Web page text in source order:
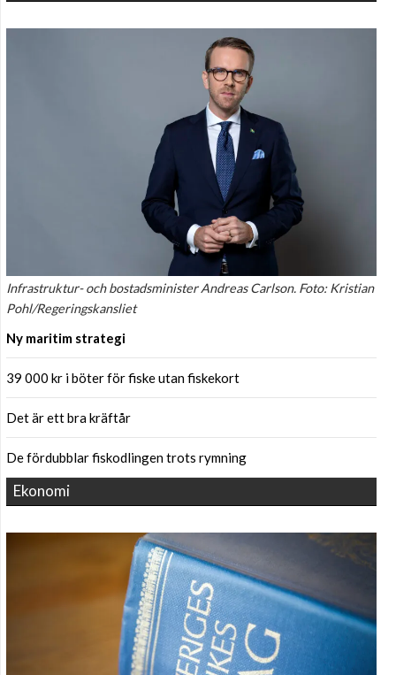
Infrastruktur- och bostadsminister Andreas Carlson. Foto: Kristian
Pohl/Regeringskansliet
Ny maritim strategi
39 000 kr i böter för fiske utan fiskekort
Det är ett bra kräftår
De fördubblar fiskodlingen trots rymning
Ekonomi